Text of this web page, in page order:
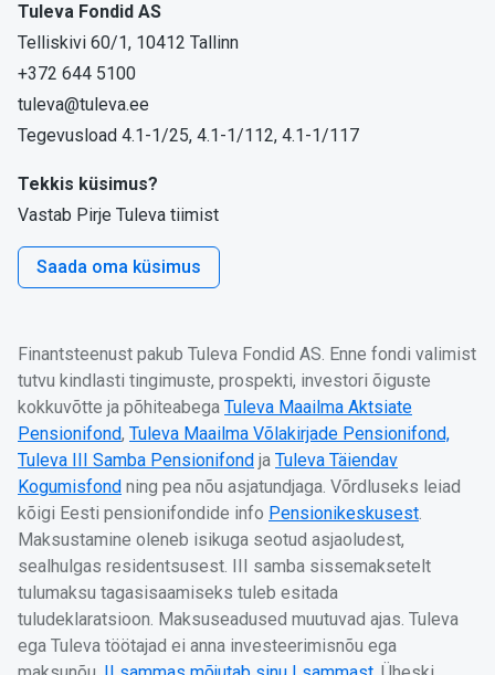
Tuleva Fondid AS
Telliskivi 60/1, 10412 Tallinn
+372 644 5100
tuleva@tuleva.ee
Tegevusload 4.1-1/25, 4.1-1/112, 4.1-1/117
Tekkis küsimus?
Vastab Pirje Tuleva tiimist
Saada oma küsimus
Finantsteenust pakub Tuleva Fondid AS. Enne fondi valimist
tutvu kindlasti tingimuste, prospekti, investori õiguste
kokkuvõtte ja põhiteabega Tuleva Maailma Aktsiate
Pensionifond, Tuleva Maailma Võlakirjade Pensionifond,
Tuleva III Samba Pensionifond ja Tuleva Täiendav
Kogumisfond ning pea nõu asjatundjaga. Võrdluseks leiad
kõigi Eesti pensionifondide info Pensionikeskusest.
Maksustamine oleneb isikuga seotud asjaoludest,
sealhulgas residentsusest. III samba sissemaksetelt
tulumaksu tagasisaamiseks tuleb esitada
tuludeklaratsioon. Maksuseadused muutuvad ajas. Tuleva
ega Tuleva töötajad ei anna investeerimisnõu ega